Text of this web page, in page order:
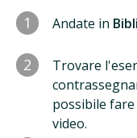
1 Andate in
2
Trovare
possibile
video.